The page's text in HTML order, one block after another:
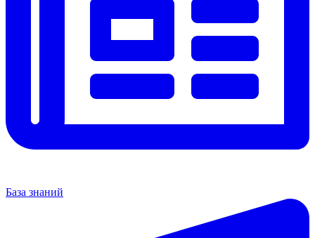
База знаний